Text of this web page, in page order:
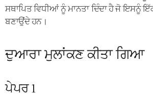
ਸਥਾਪਿਤ ਵਿਧੀਆਂ ਨੂੰ ਮਾਨਤਾ ਦਿੰਦਾ ਹੈ ਜੋ ਇਸਨੂੰ
ਬਣਾਉਂਦੇ ਹਨ।
ਦੁਆਰਾ ਮੁਲਾਂਕਣ ਕੀਤਾ ਗਿਆ
ਪੇਪਰ 1